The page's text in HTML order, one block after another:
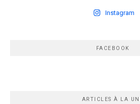
Instagram
FACEBOOK
ARTICLES À LA